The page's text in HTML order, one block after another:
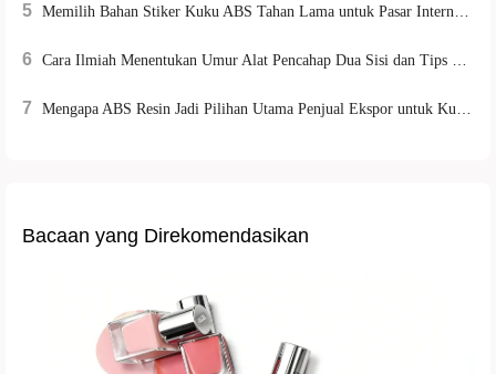
5 Memilih Bahan Stiker Kuku ABS Tahan Lama untuk Pasar Internasional: Keunggulan dan Tips Aplikasinya
6 Cara Ilmiah Menentukan Umur Alat Pencahap Dua Sisi dan Tips Perawatan, Membantu Optimasi Proses Perawatan Kuku
7 Mengapa ABS Resin Jadi Pilihan Utama Penjual Ekspor untuk Kuku Stiker Berkualitas Tinggi dan Ramah Lingkungan
Bacaan yang Direkomendasikan